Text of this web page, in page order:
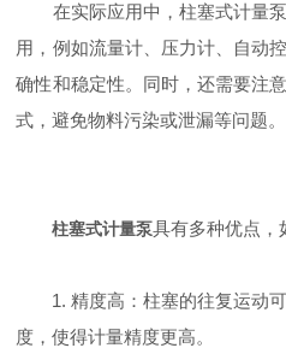
在实际应用中，柱塞式计量泵
用，例如流量计、压力计、自动
确性和稳定性。同时，还需要注
式，避免物料污染或泄漏等问题。
柱塞式计量泵具有多种优点，
1. 精度高：柱塞的往复运动可
度，使得计量精度更高。